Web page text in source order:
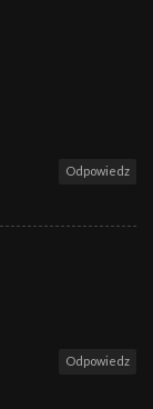
Odpowiedz
Odpowiedz